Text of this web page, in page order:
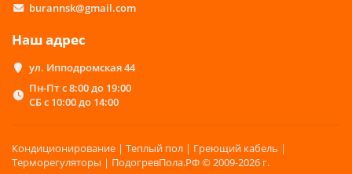
burannsk@gmail.com
Наш адрес
ул. Ипподромская 44
Пн-Пт с 8:00 до 19:00
СБ с 10:00 до 14:00
Кондиционирование | Теплый пол | Греющий кабель |
Терморегуляторы | ПодогревПола.РФ © 2009-2026 г.